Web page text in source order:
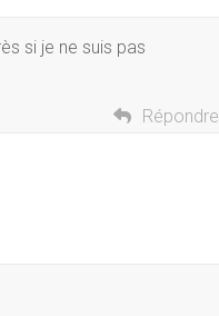
si je ne suis pas
Répondre